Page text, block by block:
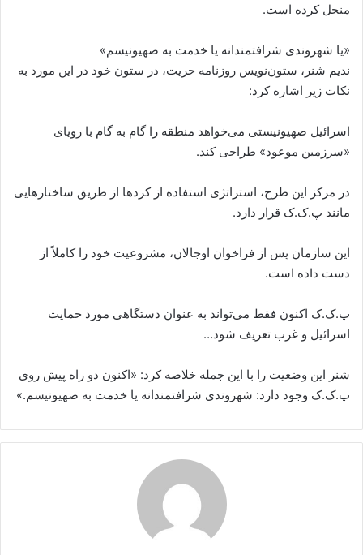
منحل کرده است.
«یا شهروندی شرافتمندانه یا خدمت به صهیونیسم»
ندیم شنر، ستون‌نویس روزنامه حریت، در ستون خود در این مورد به
نکات زیر اشاره کرد:
اسرائیل صهیونیستی می‌خواهد منطقه را گام به گام با رویای
«سرزمین موعود» طراحی کند.
در مرکز این طرح، استراتژی استفاده از کردها از طریق ساختارهایی
مانند پ.ک.ک قرار دارد.
این سازمان پس از فراخوان اوجالان، مشروعیت خود را کاملاً از
دست داده است.
پ.ک.ک اکنون فقط می‌تواند به عنوان دستگاهی مورد حمایت
اسرائیل و غرب تعریف شود…
شنر این وضعیت را با این جمله خلاصه کرد: «اکنون دو راه پیش روی
پ.ک.ک وجود دارد: شهروندی شرافتمندانه یا خدمت به صهیونیسم.»